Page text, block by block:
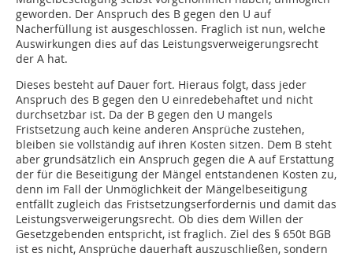
geworden. Der Anspruch des B gegen den U auf
Nacherfüllung ist ausgeschlossen. Fraglich ist nun, welche
Auswirkungen dies auf das Leistungsverweigerungsrecht
der A hat.
Dieses besteht auf Dauer fort. Hieraus folgt, dass jeder
Anspruch des B gegen den U einredebehaftet und nicht
durchsetzbar ist. Da der B gegen den U mangels
Fristsetzung auch keine anderen Ansprüche zustehen,
bleiben sie vollständig auf ihren Kosten sitzen. Dem B steht
aber grundsätzlich ein Anspruch gegen die A auf Erstattung
der für die Beseitigung der Mängel entstandenen Kosten zu,
denn im Fall der Unmöglichkeit der Mängelbeseitigung
entfällt zugleich das Fristsetzungserfordernis und damit das
Leistungsverweigerungsrecht. Ob dies dem Willen der
Gesetzgebenden entspricht, ist fraglich. Ziel des § 650t BGB
ist es nicht, Ansprüche dauerhaft auszuschließen, sondern